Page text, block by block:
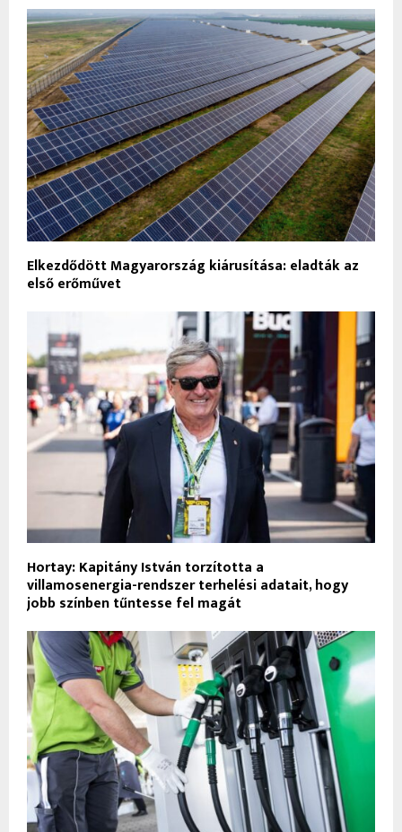
Elkezdődött Magyarország kiárusítása: eladták az
első erőművet
Hortay: Kapitány István torzította a
villamosenergia-rendszer terhelési adatait, hogy
jobb színben tűntesse fel magát